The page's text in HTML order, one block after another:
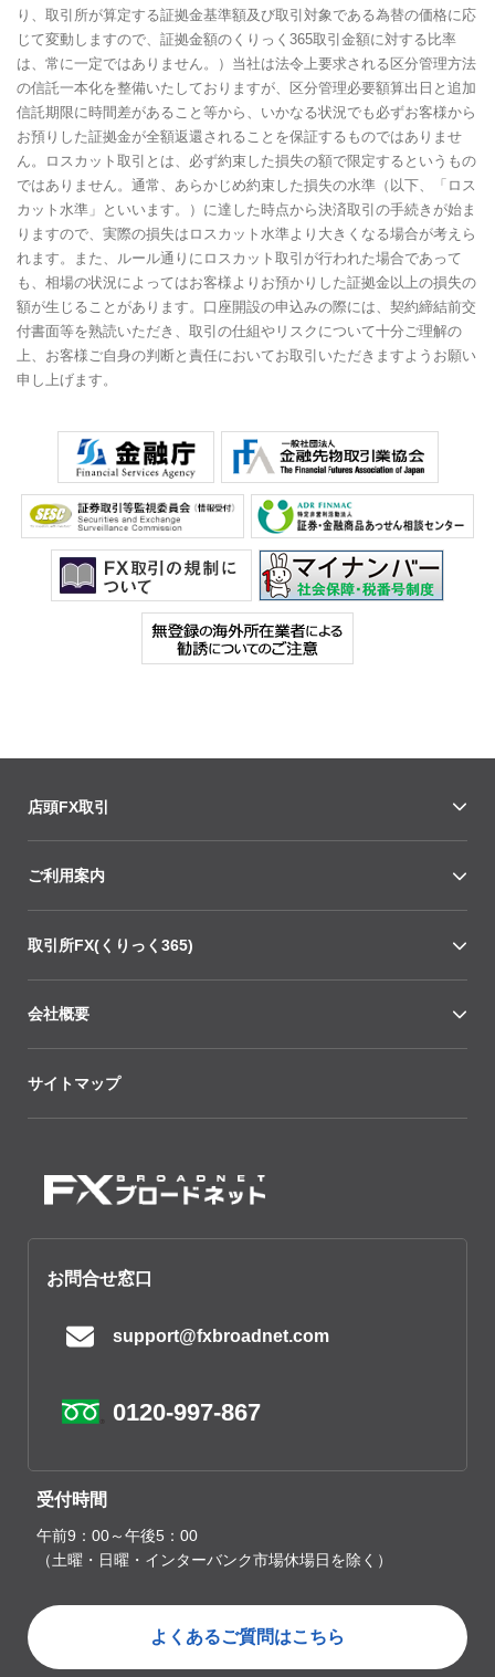
り、取引所が算定する証拠金基準額及び取引対象である為替の価格に応
じて変動しますので、証拠金額のくりっく365取引金額に対する比率
は、常に一定ではありません。）当社は法令上要求される区分管理方法
の信託一本化を整備いたしておりますが、区分管理必要額算出日と追加
信託期限に時間差があること等から、いかなる状況でも必ずお客様から
お預りした証拠金が全額返還されることを保証するものではありませ
ん。ロスカット取引とは、必ず約束した損失の額で限定するというもの
ではありません。通常、あらかじめ約束した損失の水準（以下、「ロス
カット水準」といいます。）に達した時点から決済取引の手続きが始ま
りますので、実際の損失はロスカット水準より大きくなる場合が考えら
れます。また、ルール通りにロスカット取引が行われた場合であって
も、相場の状況によってはお客様よりお預かりした証拠金以上の損失の
額が生じることがあります。口座開設の申込みの際には、契約締結前交
付書面等を熟読いただき、取引の仕組やリスクについて十分ご理解の
上、お客様ご自身の判断と責任においてお取引いただきますようお願い
申し上げます。
店頭FX取引
ご利用案内
取引所FX(くりっく365)
会社概要
サイトマップ
お問合せ窓口
support@fxbroadnet.com
0120-997-867
受付時間
午前9：00～午後5：00
（土曜・日曜・インターバンク市場休場日を除く）
よくあるご質問はこちら